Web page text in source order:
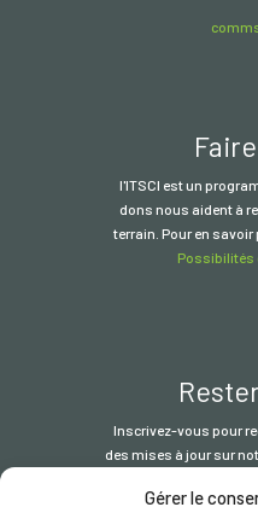
Gérer le
l'ITSCI est un
dons nous aident à
terrain. Pour en
Possibilités
Inscrivez-vous pour
des mises à jour sur